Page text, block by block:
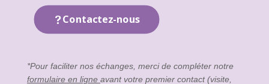
Contactez-nous
*Pour faciliter nos échanges, merci de compléter notre
formulaire en ligne avant votre premier contact (visite,